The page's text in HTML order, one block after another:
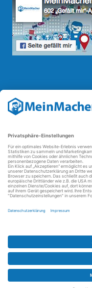
Reparatur Revolution
Mit derReparatur-
Reparaturbedingungen in
reparierenden Betriebe und
Deutschland.
Weitere Informationen
FAQ - häufig gestellte
Partner werden
Über uns